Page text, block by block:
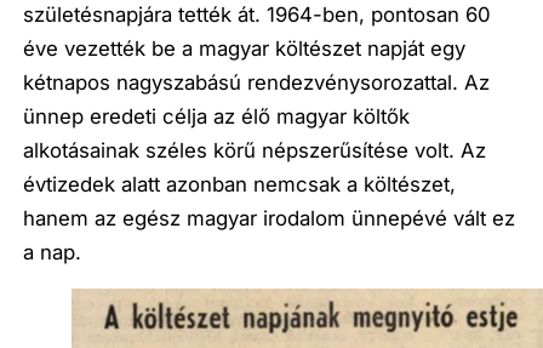
születésnapjára tették át. 1964-ben, pontosan 60
éve vezették be a magyar költészet napját egy
kétnapos nagyszabású rendezvénysorozattal. Az
ünnep eredeti célja az élő magyar költők
alkotásainak széles körű népszerűsítése volt. Az
évtizedek alatt azonban nemcsak a költészet,
hanem az egész magyar irodalom ünnepévé vált ez
a nap.